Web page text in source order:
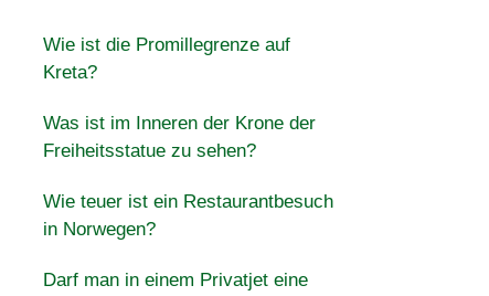
Wie ist die Promillegrenze auf
Kreta?
Was ist im Inneren der Krone der
Freiheitsstatue zu sehen?
Wie teuer ist ein Restaurantbesuch
in Norwegen?
Darf man in einem Privatjet eine